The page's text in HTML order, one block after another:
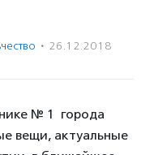
· 26.12.2018
№ 1 города
вещи, актуальные